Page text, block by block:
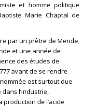
et homme politique
Marie Chaptal de
par un prêtre de Mende,
et une année de
des études de
avant de se rendre
est surtout due
l’industrie,
production de l’acide